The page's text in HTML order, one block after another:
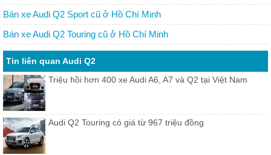
Bán xe Audi Q2 Sport cũ ở Hồ Chí Minh
Bán xe Audi Q2 Touring cũ ở Hồ Chí Minh
Tin liên quan Audi Q2
Triệu hồi hơn 400 xe Audi A6, A7 và Q2 tại Việt Nam
Audi Q2 Touring có giá từ 967 triệu đồng